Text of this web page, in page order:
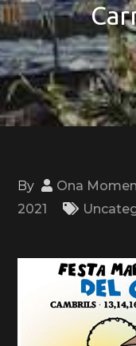
By Ona
2021